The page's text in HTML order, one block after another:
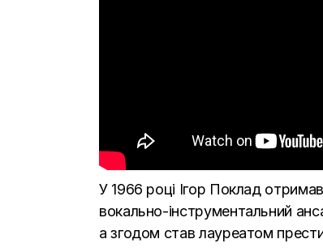
У 1966 році Ігор Поклад
вокально-інструментальний
а згодом став лауреатом